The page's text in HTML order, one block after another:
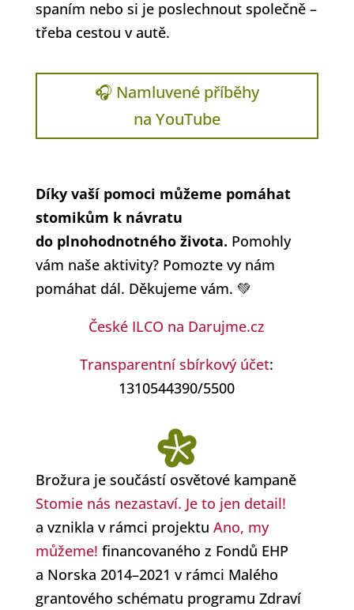
spaním nebo si je poslechnout společně –
třeba cestou v autě.
🎧 Namluvené příběhy
na YouTube
Díky vaší pomoci můžeme pomáhat
stomikům k návratu
do plnohodnotného života. Pomohly
vám naše aktivity? Pomozte vy nám
pomáhat dál. Děkujeme vám. 💚
České ILCO na Darujme.cz
Transparentní sbírkový účet:
1310544390/5500
Brožura je součástí osvětové kampaně
Stomie nás nezastaví. Je to jen detail!
a vznikla v rámci projektu Ano, my
můžeme! financovaného z Fondů EHP
a Norska 2014–2021 v rámci Malého
grantového schématu programu Zdraví